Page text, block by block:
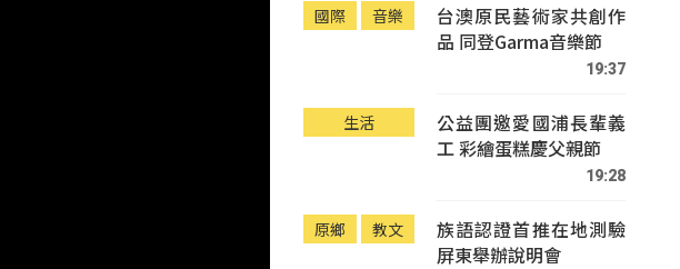
國際 音樂
台澳原民藝術家共創作
品 同登Garma音樂節
19:37
生活
公益團邀愛國浦長輩義
工 彩繪蛋糕慶父親節
19:28
原鄉 教文
族語認證首推在地測驗
屏東舉辦說明會